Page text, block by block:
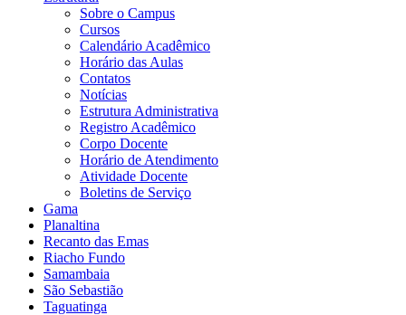
Sobre o Campus
Cursos
Calendário Acadêmico
Horário das Aulas
Contatos
Notícias
Estrutura Administrativa
Registro Acadêmico
Corpo Docente
Horário de Atendimento
Atividade Docente
Boletins de Serviço
Gama
Planaltina
Recanto das Emas
Riacho Fundo
Samambaia
São Sebastião
Taguatinga